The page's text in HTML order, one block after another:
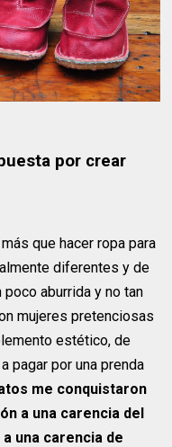
por crear
que hacer ropa para
diferentes y de
aburrida y no tan
mujeres pretenciosas
estético, de
pagar por una prenda
me conquistaron
a una carencia del
una carencia de